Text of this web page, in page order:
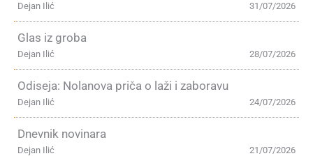
31/07/2026
Dejan Ilić
Glas iz groba
28/07/2026
Dejan Ilić
Odiseja: Nolanova priča o laži i zaboravu
24/07/2026
Dejan Ilić
Dnevnik novinara
21/07/2026
Dejan Ilić